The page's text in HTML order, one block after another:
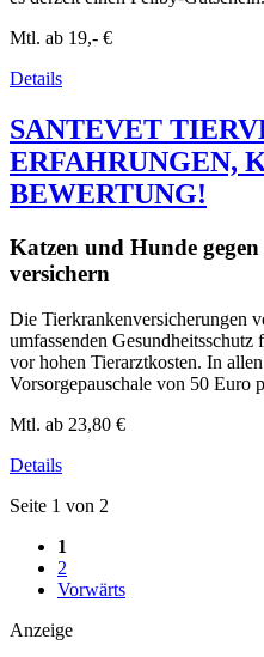
Mtl. ab 19,- €
Details
SANTEVET
ERFAHRUNGEN,
BEWERTUNG!
Katzen und Hunde
versichern
Die Tierkrankenversicherungen
umfassenden
vor hohen Tierarztkosten. In
Vorsorgepauschale von 50 Euro
Mtl. ab 23,80 €
Details
Seite 1 von 2
1
2
Vorwärts
Anzeige